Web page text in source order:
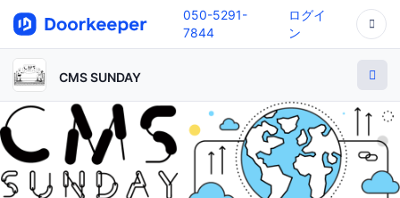
050-5291-
7844
ログイ
ン
CMS SUNDAY